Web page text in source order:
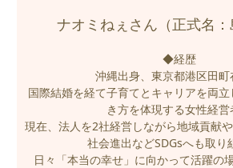
ナオミねぇさん（正式名：
◆経歴
沖縄出身、東京都港区田町
国際結婚を経て子育てとキャリアを両
き方を体現する女性経営
現在、法人を2社経営しながら地域貢献
社会進出などSDGsへも取り
日々「本当の幸せ」に向かって活躍の